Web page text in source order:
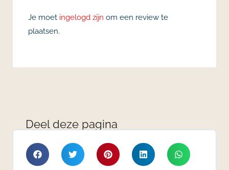
Je moet ingelogd zijn om een review te
plaatsen.
Deel deze pagina